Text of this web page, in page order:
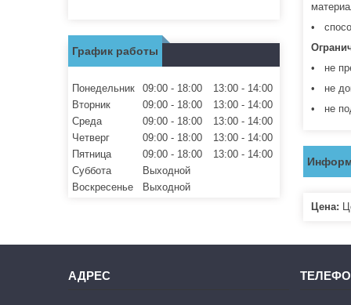
•
• не
• не
• не
Цена:
График работы
Понедельник 09:00 18:00 13:00
14:00
Вторник
09:00 18:00 13:00
14:00
Среда
09:00 18:00 13:00
14:00
Четверг
09:00 18:00 13:00
14:00
Пятница
09:00 18:00 13:00
14:00
Суббота
Выходной
Воскресенье
Выходной